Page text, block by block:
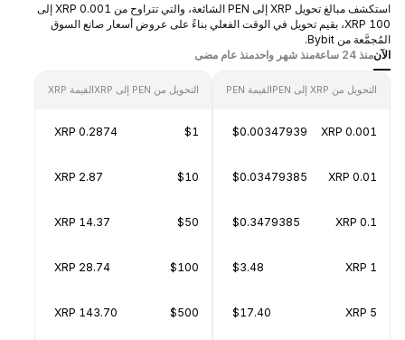
استكشف مبالغ تحويل XRP إلى PEN الشائعة، والتي تتراوح من 0.001 XRP إلى
100 XRP، بقيم تحويل في الوقت الفعلي بناءً على عروض أسعار صانع السوق
المُجمَّعة من Bybit.
الآنمنذ 24 ساعة منذ شهر واحدمنذ عام مضى
التحويل من XRP إلى PEN القيمة PEN
0.001 XRP
$0.00347939
0.01 XRP
$0.03479385
0.1 XRP
$0.3479385
1 XRP
$3.48
5 XRP
$17.40
التحويل من PEN إلى XRP القيمة XRP
$1
0.2874 XRP
$10
2.87 XRP
$50
14.37 XRP
$100
28.74 XRP
$500
143.70 XRP